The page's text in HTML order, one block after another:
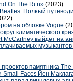
On The Run» (2023)
Полный
на обложке Vogue
климатического
McCartney выйдет на
музыкантов
памятника The
Small Faces Йен